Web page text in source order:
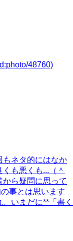
48760)
もネタ的にはなか
も悪くも...（＾
から疑問に思って
事とは思います
いまだに**「書く